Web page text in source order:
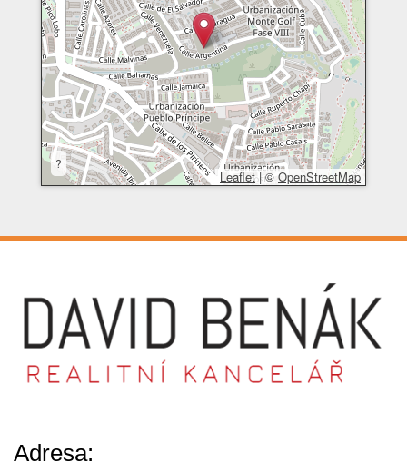
?
Leaflet |©OpenStreetMap
Adresa: